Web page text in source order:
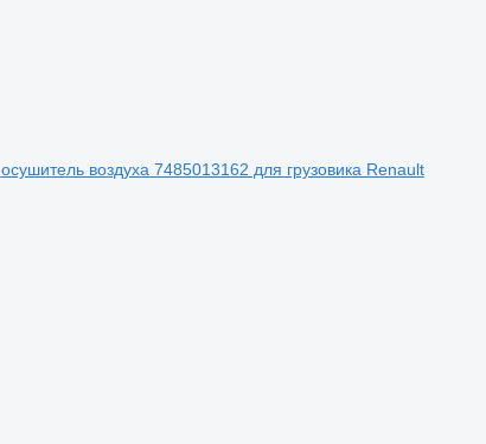
осушитель воздуха 7485013162 для грузовика Renault